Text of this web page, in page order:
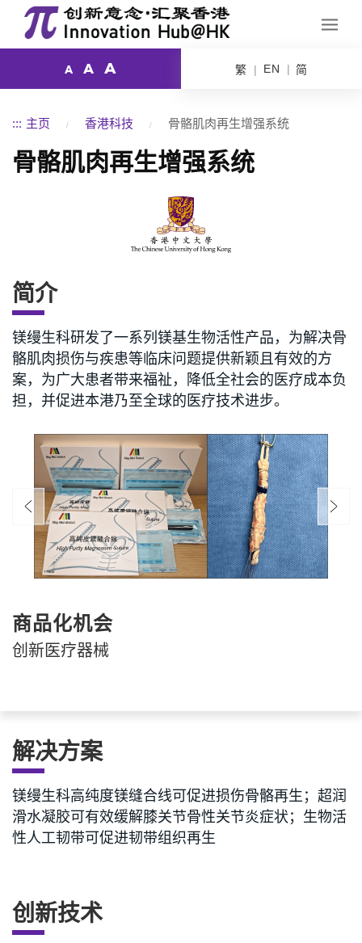
A A A 繁 EN 简
::: 主页 香港科技 骨骼肌肉再生增强系统
骨骼肌肉再生增强系统
简介
镁缦生科研发了一系列镁基生物活性产品，为解决骨
骼肌肉损伤与疾患等临床问题提供新颖且有效的方
案，为广大患者带来福祉，降低全社会的医疗成本负
担，并促进本港乃至全球的医疗技术进步。
商品化机会
创新医疗器械
解决方案
镁缦生科高纯度镁缝合线可促进损伤骨骼再生；超润
滑水凝胶可有效缓解膝关节骨性关节炎症状；生物活
性人工韧带可促进韧带组织再生
创新技术